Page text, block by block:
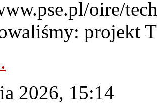
oire/
projekt
2026, 15:14